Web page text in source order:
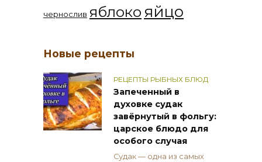
чернослив яблоко яйцо
Новые рецепты
РЕЦЕПТЫ РЫБНЫХ БЛЮД
Запеченный в
духовке судак
завёрнутый в фольгу:
царское блюдо для
особого случая
Судак — одна из самых